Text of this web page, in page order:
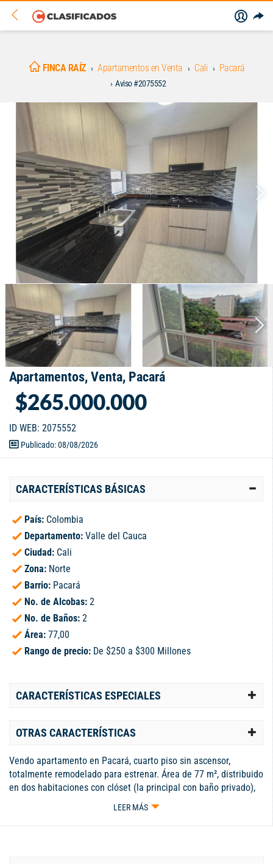
FINCA RAÍZ Apartamentos en Venta Cali Pacará
Aviso #2075552
Apartamentos, Venta, Pacará
$265.000.000
ID WEB: 2075552
Publicado: 08/08/2026
CARACTERÍSTICAS BÁSICAS
País: Colombia
Departamento: Valle del Cauca
Ciudad: Cali
Zona: Norte
Barrio: Pacará
No. de Alcobas: 2
No. de Baños: 2
Área: 77,00
Rango de precio: De $250 a $300 Millones
CARACTERÍSTICAS ESPECIALES
OTRAS CARACTERÍSTICAS
Vendo apartamento en Pacará, cuarto piso sin ascensor,
totalmente remodelado para estrenar. Área de 77 m², distribuido
en dos habitaciones con clóset (la principal con baño privado),
estudio o tercera habitación, sala comedor, cocina integral
parqueadero asignado. Ubicación estratégica frente al Club
LEER MÁS